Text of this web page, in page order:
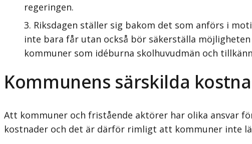
regeringen.
Riksdagen ställer sig bakom det som anförs i
inte bara får utan också bör säkerställa
kommuner som idéburna skolhuvudmän och
Kommunens särskilda
Att kommuner och fristående aktörer har olika ansvar
kostnader och det är därför rimligt att kommuner inte